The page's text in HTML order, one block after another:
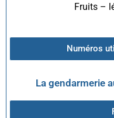
Fruits –
Numéros
La gendarmerie